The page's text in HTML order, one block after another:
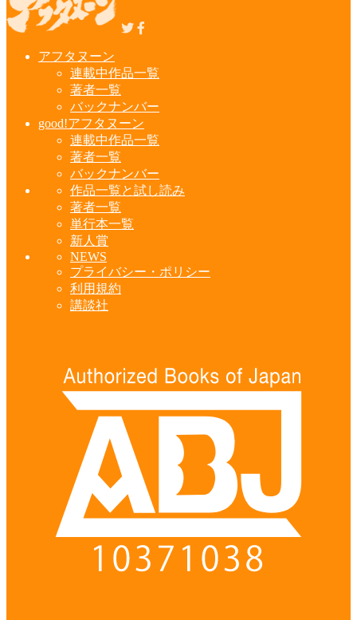
アフタヌーン
連載中作品一覧
著者一覧
バックナンバー
good!アフタヌーン
連載中作品一覧
著者一覧
バックナンバー
作品一覧と試し読み
著者一覧
単行本一覧
新人賞
NEWS
プライバシー・ポリシー
利用規約
講談社